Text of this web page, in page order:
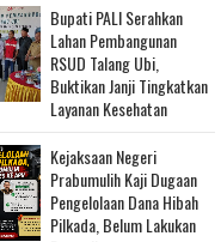
Bupati PALI Serahkan
Lahan Pembangunan
RSUD Talang Ubi,
Buktikan Janji Tingkatkan
Layanan Kesehatan
Kejaksaan Negeri
Prabumulih Kaji Dugaan
Pengelolaan Dana Hibah
Pilkada, Belum Lakukan